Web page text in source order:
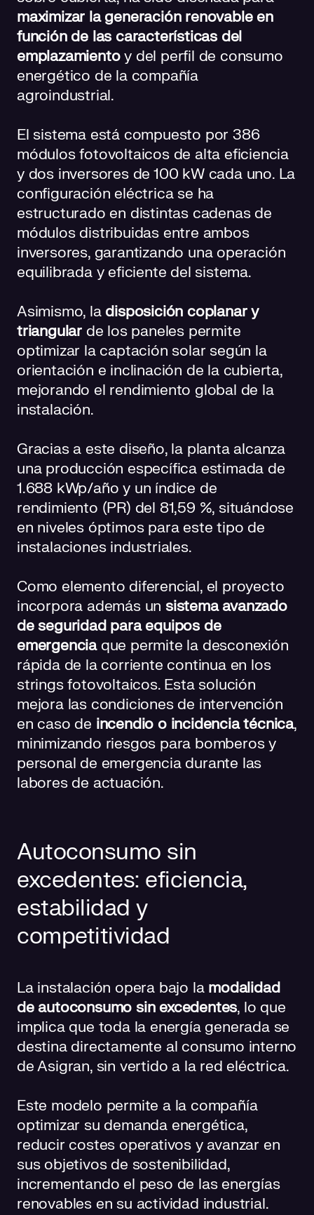
maximizar la generación renovable en
función de las características del
emplazamientoy del perfil de consumo
energético de la compañía
agroindustrial.
El sistema está compuesto por 386
módulos fotovoltaicos de alta eficiencia
y dos inversores de 100 kW cada uno. La
configuración eléctrica se ha
estructurado en distintas cadenas de
módulos distribuidas entre ambos
inversores, garantizando una operación
equilibrada y eficiente del sistema.
Asimismo, la disposición coplanar y
triangular de los paneles permite
optimizar la captación solar según la
orientación e inclinación de la cubierta,
mejorando el rendimiento global de la
instalación.
Gracias a este diseño, la planta alcanza
una producción específica estimada de
1.688 kWp/año y un índice de
rendimiento (PR) del 81,59 %, situándose
en niveles óptimos para este tipo de
instalaciones industriales.
Como elemento diferencial, el proyecto
incorpora además unsistema avanzado
de seguridad para equipos de
emergenciaque permite la desconexión
rápida de la corriente continua en los
strings fotovoltaicos. Esta solución
mejora las condiciones de intervención
en caso de incendio o incidencia técnica,
minimizando riesgos para bomberos y
personal de emergencia durante las
labores de actuación.
Autoconsumo sin
excedentes: eficiencia,
estabilidad y
competitividad
La instalación opera bajo la modalidad
de autoconsumo sin excedentes, lo que
implica que toda la energía generada se
destina directamente al consumo interno
de Asigran, sin vertido a la red eléctrica.
Este modelo permite a la compañía
optimizar su demanda energética,
reducir costes operativos y avanzar en
sus objetivos de sostenibilidad,
incrementando el peso de las energías
renovables en su actividad industrial.